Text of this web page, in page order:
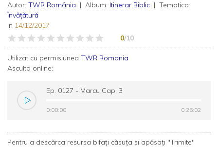
Autor: TWR România | Album: Itinerar Biblic | Tematica:
Învățătură
in 14/12/2017
0/10
Utilizat cu permisiunea TWR Romania
Asculta online:
Ep. 0127 - Marcu Cap. 3
0:00:00 0:25:02
0:00:00 0:25:02
Pentru a descărca resursa bifați căsuța și apăsați "Trimite"